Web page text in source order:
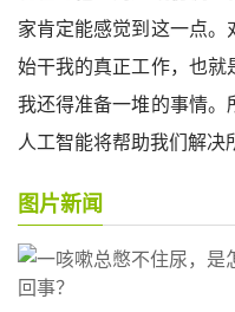
家肯定能感觉到这一点
始干我的真正工作，也就
我还得准备一堆的事情。
人工智能将帮助我们解决
图片新闻